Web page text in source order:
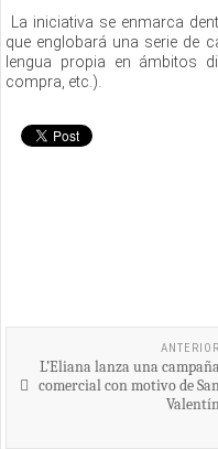
La iniciativa se enmarca
que englobará una serie de
lengua propia en ámbitos
compra, etc.).
ANTERIOR
L’Eliana lanza una campaña
comercial con motivo de